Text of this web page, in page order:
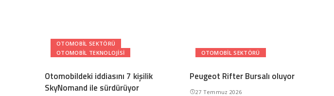
OTOMOBIL SEKTÖRÜ
OTOMOBIL TEKNOLOJISI
Otomobildeki iddiasını 7 kişilik
SkyNomand ile sürdürüyor
OTOMOBIL SEKTÖRÜ
Peugeot Rifter Bursalı oluyor
27 Temmuz 2026